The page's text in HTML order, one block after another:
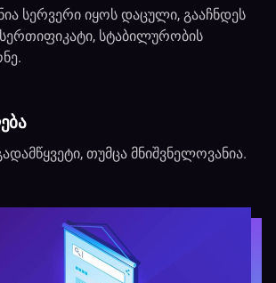
სერვერი იყოს დაცული, გააჩნდეს
სტაბილურობის
თუმცა მნიშვნელოვანია.